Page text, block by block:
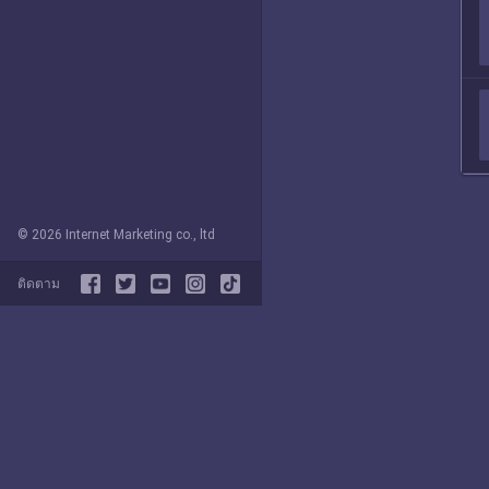
© 2026 Internet Marketing co., ltd
ติดตาม